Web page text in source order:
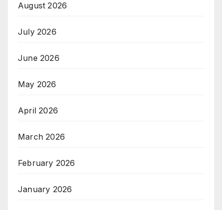
August 2026
July 2026
June 2026
May 2026
April 2026
March 2026
February 2026
January 2026